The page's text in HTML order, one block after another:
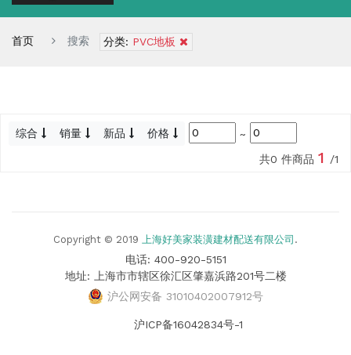
首页 搜索 分类: PVC地板
综合 销量 新品 价格
~
共0 件商品 1 /1
Copyright © 2019 上海好美家装潢建材配送有限公司 .
电话: 400-920-5151
地址: 上海市市辖区徐汇区肇嘉浜路201号二楼
沪公网安备 31010402007912号
沪ICP备16042834号-1